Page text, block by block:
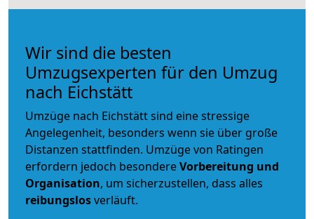
Wir sind die besten
Umzugsexperten für den Umzug
nach Eichstätt
Umzüge nach Eichstätt sind eine stressige
Angelegenheit, besonders wenn sie über große
Distanzen stattfinden. Umzüge von Ratingen
erfordern jedoch besondereVorbereitung und
Organisation, um sicherzustellen, dass alles
reibungslosverläuft.